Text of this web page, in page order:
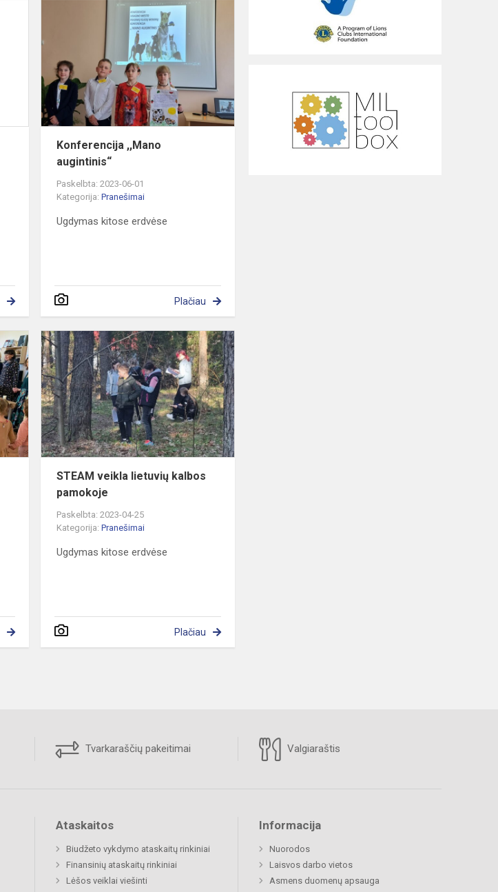
atostogos
Konferencija ,,Mano
augintinis“
Paskelbta: 2023-06-01
Kategorija:Pranešimai
Ugdymas kitose erdvėse
Plačiau
Konferencija
„Pamačiau,
pabandžiau,
pritaikiau
arba
augame...
STEAM
veikla
lietuvių
kalbos
pamokoje
STEAM veikla lietuvių kalbos
pamokoje
Paskelbta: 2023-04-25
Kategorija:Pranešimai
Ugdymas kitose erdvėse
Plačiau
Tvarkaraščių pakeitimai Valgiaraštis
Ataskaitos
Biudžeto vykdymo ataskaitų rinkiniai
Finansinių ataskaitų rinkiniai
Lėšos veiklai viešinti
Informacija
Nuorodos
Laisvos darbo vietos
Asmens duomenų apsauga